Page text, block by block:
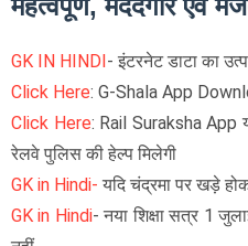
महत्वपूर्ण, मददगार एवं
GK IN HINDI- इंटरनेट डाटा का
Click Here: G-Shala App
Click Here: Rail Suraksha App
रेलवे पुलिस की हेल्प मिलेगी
GK in Hindi- यदि चंद्रमा पर खड़े
GK in Hindi- नया शिक्षा सत्र 1